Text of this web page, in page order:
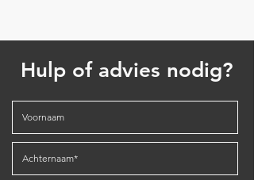
Hulp of advies nodig?